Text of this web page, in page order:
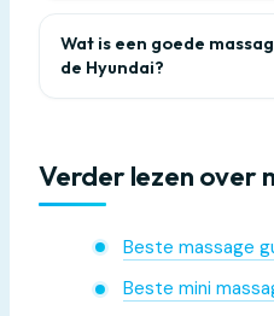
Wat is een goede
de Hyundai?
Verder lezen over
Beste massage
Beste mini